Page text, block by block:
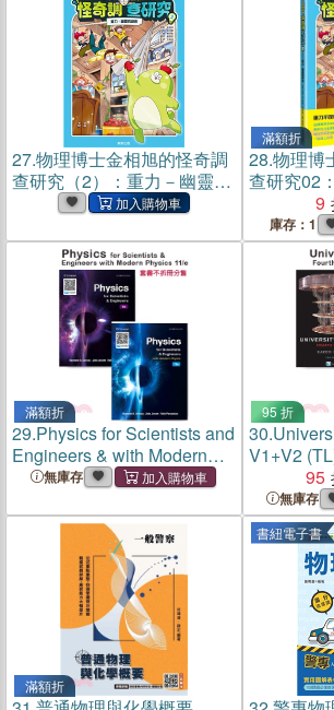
27.物理博士金相旭的怪奇調
查研究（2）：重力－幽靈的
祕密(電子書)
滿額折
28.物理博
查研究02
密（隨書
閃卡1張）
9
庫存：1
滿額折
29.Physics for Scientists and
Engineers & with Modern
Physics 11/e Custom
無庫存
95 折
30.
V1+V2
冊單售)*95
無庫存
滿額折
書紐電子書